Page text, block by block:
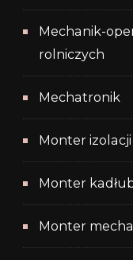
Mechanik-
rolniczych
Mechatronik
Monter
Monter
Monter